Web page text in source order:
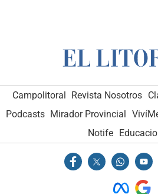
Campolitoral Revista Nosotros
Podcasts Mirador Provincial
Notife